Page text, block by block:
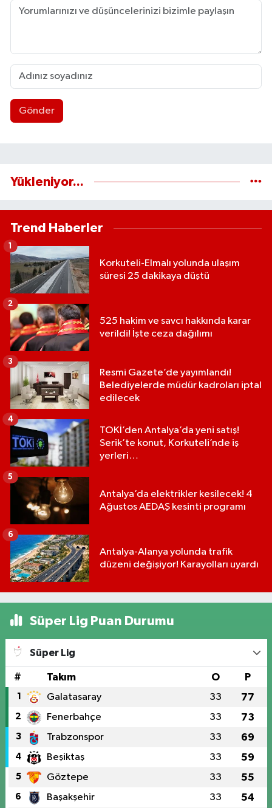
Gönder
Yükleniyor...
Trend Haberler
Korkuteli-Elmalı yolunda ulaşım
süresi 25 dakikaya düştü
1
525 hakim ve savcı hakkında karar
verildi! İşte ceza dağılımı
2
Resmi Gazete’de yayımlandı!
Belediyelerde müdür kadroları iptal
edilecek
3
TOKİ’den Antalya’da yeni satış!
Serik’te konut, Korkuteli’nde iş
yerleri…
4
Antalya’da elektrikler kesilecek! 4
Ağustos AEDAŞ kesinti programı
5
Antalya-Alanya yolunda trafik
düzeni değişiyor! Karayolları uyardı
6
Süper Lig Puan Durumu
Süper Lig
# Takım O P
1 Galatasaray 33 77
2 Fenerbahçe 33 73
3 Trabzonspor 33 69
4 Beşiktaş 33 59
5 Göztepe 33 55
6 Başakşehir 33 54